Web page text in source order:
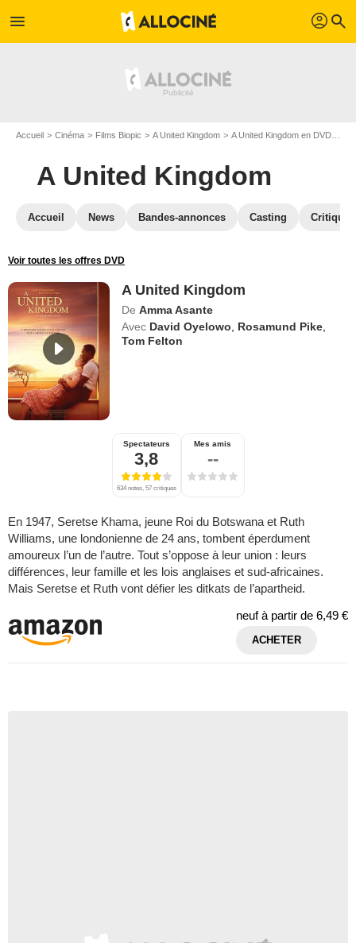
menu profil search
Accueil Cinéma Films Biopic A United Kingdom A United Kingdom en DVD
A United Kingdom
Accueil News Bandes-annonces Casting
Voir toutes les offres DVD
A United Kingdom
De Amma Asante
Avec David Oyelowo Rosamund Pike
Tom Felton
Spectateurs
3,8
634 notes, 57 critiques
Mes amis
--
En 1947, Seretse Khama, jeune Roi du Botswana et Ruth
Williams, une londonienne de 24 ans, tombent éperdument
amoureux l’un de l’autre. Tout s’oppose à leur union : leurs
différences, leur famille et les lois anglaises et sud-africaines.
Mais Seretse et Ruth vont défier les ditkats de l’apartheid.
neuf à partir de 6,49 €
ACHETER